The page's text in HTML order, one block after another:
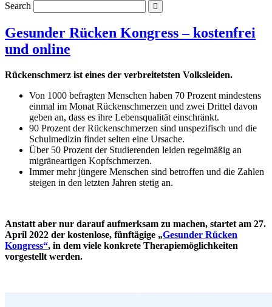
Search
Gesunder Rücken Kongress – kostenfrei
und online
Rückenschmerz ist eines der verbreitetsten Volksleiden.
Von 1000 befragten Menschen haben 70 Prozent mindestens
einmal im Monat Rückenschmerzen und zwei Drittel davon
geben an, dass es ihre Lebensqualität einschränkt.
90 Prozent der Rückenschmerzen sind unspezifisch und die
Schulmedizin findet selten eine Ursache.
Über 50 Prozent der Studierenden leiden regelmäßig an
migräneartigen Kopfschmerzen.
Immer mehr jüngere Menschen sind betroffen und die Zahlen
steigen in den letzten Jahren stetig an.
Anstatt aber nur darauf aufmerksam zu machen, startet am 27.
April 2022 der kostenlose, fünftägige „Gesunder Rücken
Kongress“, in dem viele konkrete Therapiemöglichkeiten
vorgestellt werden.